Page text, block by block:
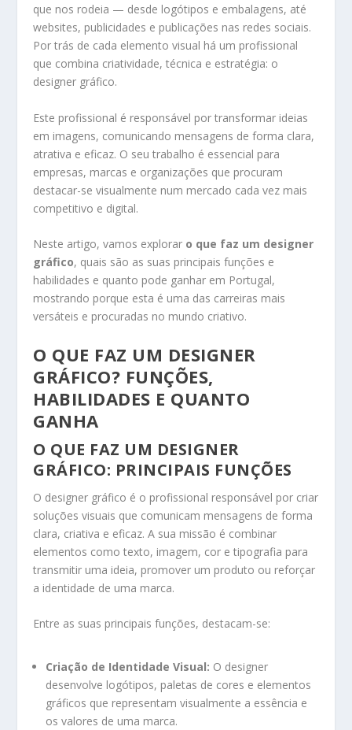
que nos rodeia — desde logótipos e embalagens, até
websites, publicidades e publicações nas redes sociais.
Por trás de cada elemento visual há um profissional
que combina criatividade, técnica e estratégia: o
designer gráfico.
Este profissional é responsável por transformar ideias
em imagens, comunicando mensagens de forma clara,
atrativa e eficaz. O seu trabalho é essencial para
empresas, marcas e organizações que procuram
destacar-se visualmente num mercado cada vez mais
competitivo e digital.
Neste artigo, vamos explorar o que faz um designer
gráfico, quais são as suas principais funções e
habilidades e quanto pode ganhar em Portugal,
mostrando porque esta é uma das carreiras mais
versáteis e procuradas no mundo criativo.
O QUE FAZ UM DESIGNER
GRÁFICO? FUNÇÕES,
HABILIDADES E QUANTO
GANHA
O QUE FAZ UM DESIGNER
GRÁFICO: PRINCIPAIS FUNÇÕES
O designer gráfico é o profissional responsável por criar
soluções visuais que comunicam mensagens de forma
clara, criativa e eficaz. A sua missão é combinar
elementos como texto, imagem, cor e tipografia para
transmitir uma ideia, promover um produto ou reforçar
a identidade de uma marca.
Entre as suas principais funções, destacam-se:
Criação de Identidade Visual: O designer
desenvolve logótipos, paletas de cores e elementos
gráficos que representam visualmente a essência e
os valores de uma marca.